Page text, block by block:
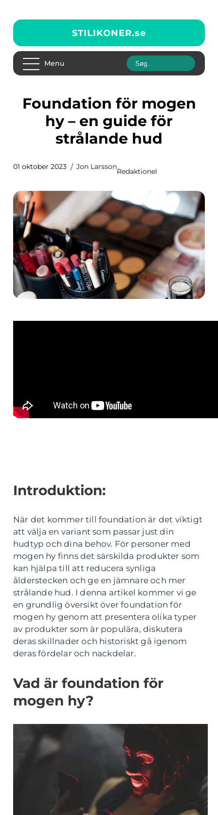
STILIKONER.se
Menu
Foundation för mogen
hy – en guide för
strålande hud
01 oktober 2023 Jon Larsson
Redaktionel
Introduktion:
När det kommer till foundation är det viktigt
att välja en variant som passar just din
hudtyp och dina behov. För personer med
mogen hy finns det särskilda produkter som
kan hjälpa till att reducera synliga
ålderstecken och ge en jämnare och mer
strålande hud. I denna artikel kommer vi ge
en grundlig översikt över foundation för
mogen hy genom att presentera olika typer
av produkter som är populära, diskutera
deras skillnader och historiskt gå igenom
deras fördelar och nackdelar.
Vad är foundation för
mogen hy?